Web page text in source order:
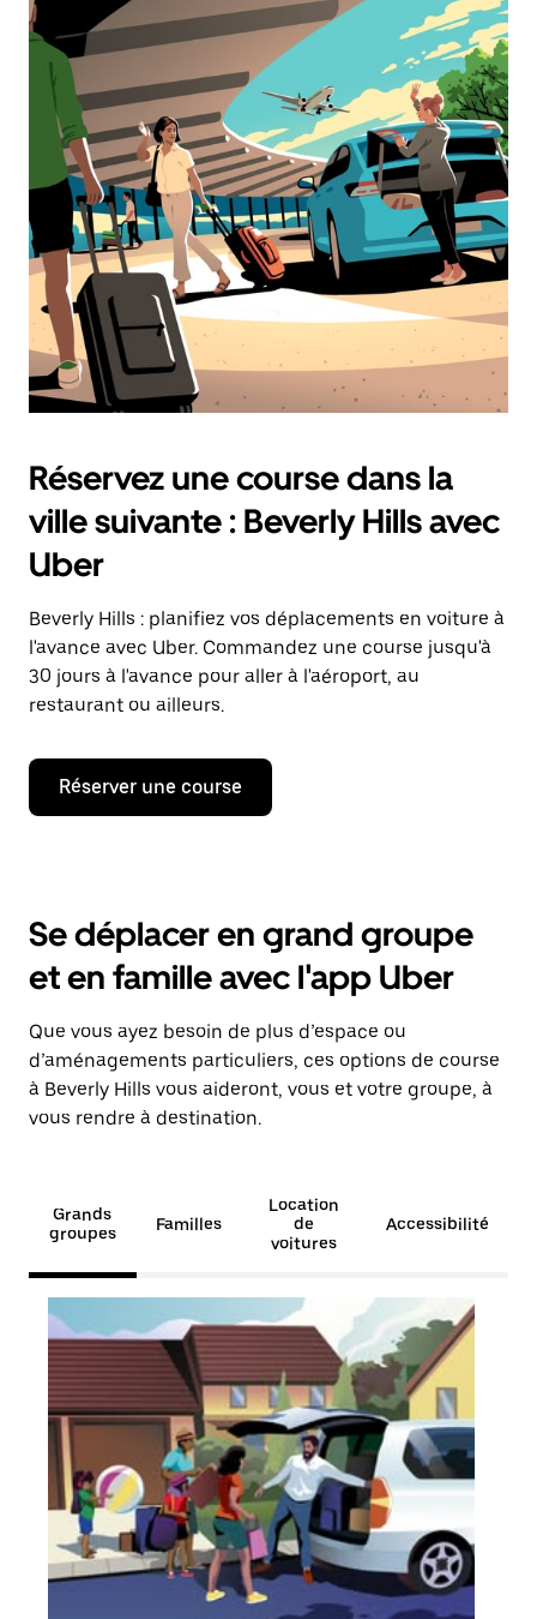
Réservez une course dans la
ville suivante : Beverly Hills avec
Uber
Beverly Hills : planifiez vos déplacements en voiture à
l'avance avec Uber. Commandez une course jusqu'à
30 jours à l'avance pour aller à l'aéroport, au
restaurant ou ailleurs.
Réserver une course
Se déplacer en grand groupe
et en famille avec l'app Uber
Que vous ayez besoin de plus d’espace ou
d’aménagements particuliers, ces options de course
à Beverly Hills vous aideront, vous et votre groupe, à
vous rendre à destination.
Grands
groupes
Familles
Location
de
voitures
Accessibilité